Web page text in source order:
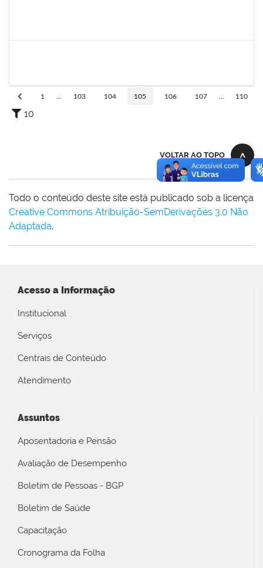
1 103 104 105 106 107 110
10
VOLTAR AO TOPO
Todo o conteúdo deste site está publicado sob a licença
Creative Commons Atribuição-SemDerivações 3.0 Não
Adaptada.
Acesso a Informação
Institucional
Serviços
Centrais de Conteúdo
Atendimento
Assuntos
Aposentadoria e Pensão
Avaliação de Desempenho
Boletim de Pessoas - BGP
Boletim de Saúde
Capacitação
Cronograma da Folha